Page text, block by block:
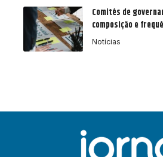
Comitês de
composição e
Notícias